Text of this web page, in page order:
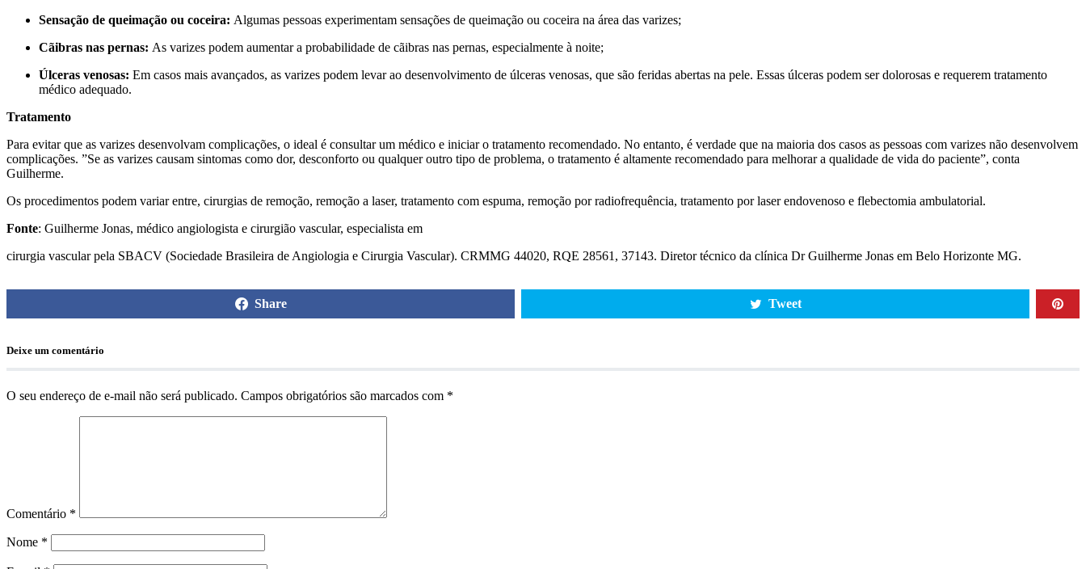
Sensação de queimação ou coceira: Algumas pessoas experimentam sensações de queimação ou coceira na área das varizes;
Cãibras nas pernas: As varizes podem aumentar a probabilidade de cãibras nas pernas, especialmente à noite;
Úlceras venosas: Em casos mais avançados, as varizes podem levar ao desenvolvimento de úlceras venosas, que são feridas abertas na pele. Essas úlceras podem ser dolorosas e requerem tratamento
médico adequado.
Tratamento
Para evitar que as varizes desenvolvam complicações, o ideal é consultar um médico e iniciar o tratamento recomendado. No entanto, é verdade que na maioria dos casos as pessoas com varizes não desenvolvem
complicações. ”Se as varizes causam sintomas como dor, desconforto ou qualquer outro tipo de problema, o tratamento é altamente recomendado para melhorar a qualidade de vida do paciente”, conta
Guilherme.
Os procedimentos podem variar entre, cirurgias de remoção, remoção a laser, tratamento com espuma, remoção por radiofrequência, tratamento por laser endovenoso e flebectomia ambulatorial.
Fonte: Guilherme Jonas, médico angiologista e cirurgião vascular, especialista em
cirurgia vascular pela SBACV (Sociedade Brasileira de Angiologia e Cirurgia Vascular). CRMMG 44020, RQE 28561, 37143. Diretor técnico da clínica Dr Guilherme Jonas em Belo Horizonte MG.
Share Tweet
Deixe um comentário
O seu endereço de e-mail não será publicado. Campos obrigatórios são marcados com *
Comentário *
Nome *